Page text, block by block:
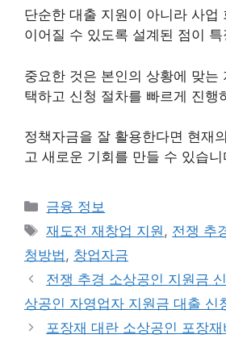
단순한 대출 지원이 아니라 사업
이어질 수 있도록 설계된 점이
중요한 것은 본인의 상황에 맞는
택하고 신청 절차를 빠르게 진행
정책자금을 잘 활용한다면 현재
고 새로운 기회를 만들 수 있습니
카
테
리
금융 정보
태
그
재도전 재창업 지원, 전쟁 추
청방법, 창업자금
전쟁 추경 소상공인 지원금
상공인 자영업자 지원금 대출 신
포장재 대란 소상공인 포장